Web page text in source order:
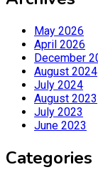
May 2026
April 2026
December
August 2024
July 2024
August 2023
July 2023
June 2023
Categories